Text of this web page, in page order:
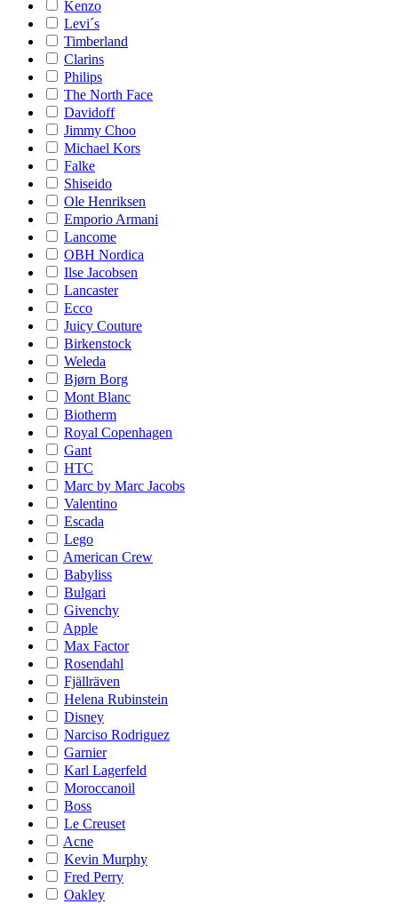
Kenzo
Levi´s
Timberland
Clarins
Philips
The North Face
Davidoff
Jimmy Choo
Michael Kors
Falke
Shiseido
Ole Henriksen
Emporio Armani
Lancome
OBH Nordica
Ilse Jacobsen
Lancaster
Ecco
Juicy Couture
Birkenstock
Weleda
Bjørn Borg
Mont Blanc
Biotherm
Royal Copenhagen
Gant
HTC
Marc by Marc Jacobs
Valentino
Escada
Lego
American Crew
Babyliss
Bulgari
Givenchy
Apple
Max Factor
Rosendahl
Fjällräven
Helena Rubinstein
Disney
Narciso Rodriguez
Garnier
Karl Lagerfeld
Moroccanoil
Boss
Le Creuset
Acne
Kevin Murphy
Fred Perry
Oakley